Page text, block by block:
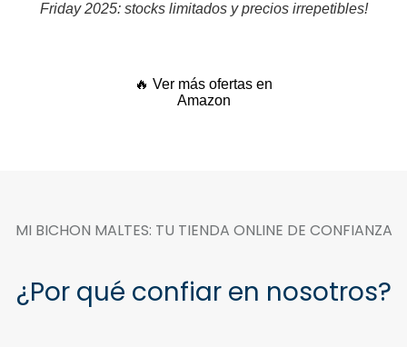
Friday 2025: stocks limitados y precios irrepetibles!
🔥 Ver más ofertas en
Amazon
MI BICHON MALTES: TU TIENDA ONLINE DE CONFIANZA
¿Por qué confiar en nosotros?